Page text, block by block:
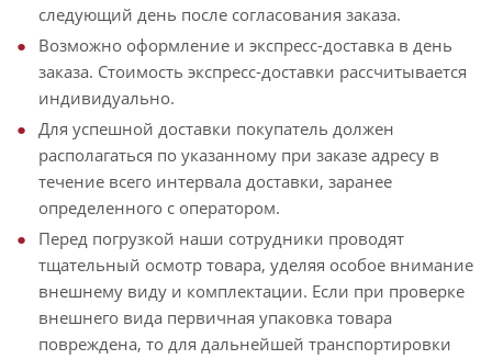
следующий день после согласования заказа.
Возможно оформление и экспресс-доставка в день
заказа. Стоимость экспресс-доставки рассчитывается
индивидуально.
Для успешной доставки покупатель должен
располагаться по указанному при заказе адресу в
течение всего интервала доставки, заранее
определенного с оператором.
Перед погрузкой наши сотрудники проводят
тщательный осмотр товара, уделяя особое внимание
внешнему виду и комплектации. Если при проверке
внешнего вида первичная упаковка товара
повреждена, то для дальнейшей транспортировки